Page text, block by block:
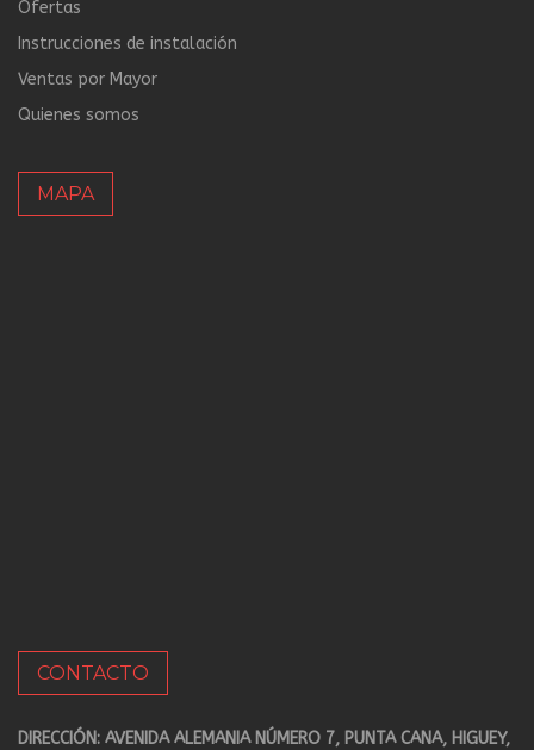
Ofertas
Instrucciones de instalación
Ventas por Mayor
Quienes somos
MAPA
CONTACTO
DIRECCIÓN: AVENIDA ALEMANIA NÚMERO 7, PUNTA CANA, HIGUEY,